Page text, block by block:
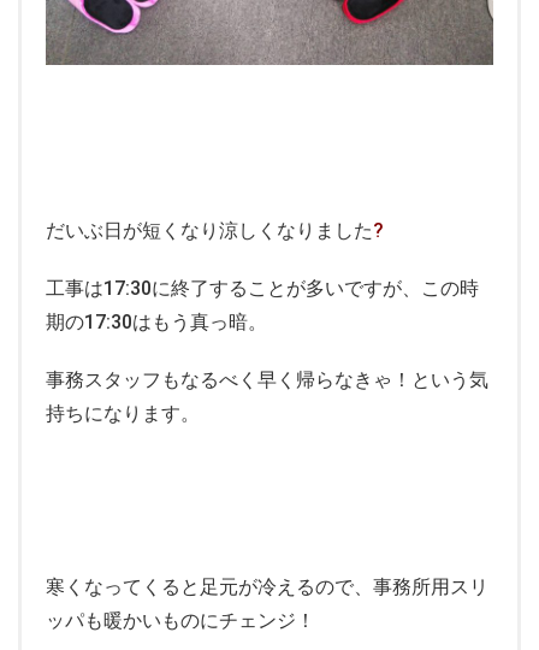
だいぶ日が短くなり涼しくなりました?
工事は17:30に終了することが多いですが、この時
期の17:30はもう真っ暗。
事務スタッフもなるべく早く帰らなきゃ！という気
持ちになります。
寒くなってくると足元が冷えるので、事務所用スリ
ッパも暖かいものにチェンジ！